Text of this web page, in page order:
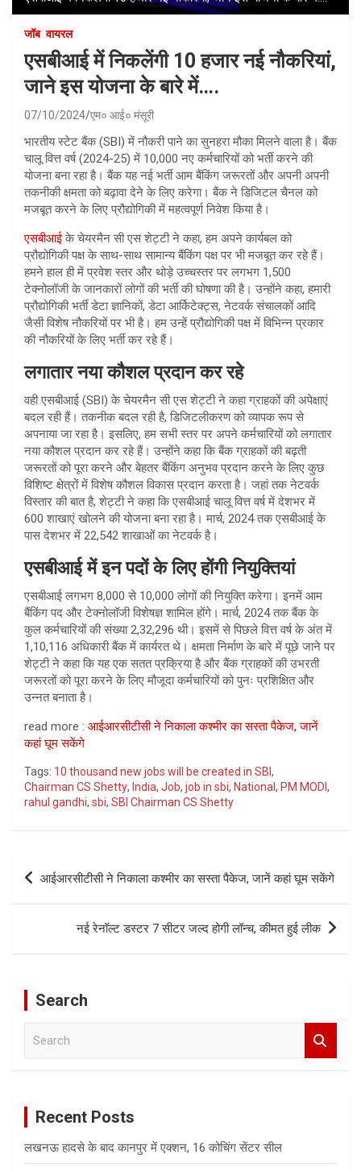
जॉब वायरल
एसबीआई में निकलेंगी 10 हजार नई नौकरियां,
जाने इस योजना के बारे में….
07/10/2024 एम० आई० मंसूरी
भारतीय स्टेट बैंक (SBI) में नौकरी पाने का सुनहरा मौका मिलने वाला है। बैंक
चालू वित्त वर्ष (2024-25) में 10,000 नए कर्मचारियों को भर्ती करने की
योजना बना रहा है। बैंक यह नई भर्ती आम बैंकिंग जरूरतों और अपनी अपनी
तकनीकी क्षमता को बढ़ावा देने के लिए करेगा। बैंक ने डिजिटल चैनल को
मजबूत करने के लिए प्रौद्योगिकी में महत्वपूर्ण निवेश किया है।
एसबीआईके चेयरमैन सी एस शेट्टी ने कहा, हम अपने कार्यबल को
प्रौद्योगिकी पक्ष के साथ-साथ सामान्य बैंकिंग पक्ष पर भी मजबूत कर रहे हैं।
हमने हाल ही में प्रवेश स्तर और थोड़े उच्चस्तर पर लगभग 1,500
टेक्नोलॉजी के जानकारों लोगों की भर्ती की घोषणा की है। उन्होंने कहा, हमारी
प्रौद्योगिकी भर्ती डेटा ज्ञानिकों, डेटा आर्किटेक्ट्स, नेटवर्क संचालकों आदि
जैसी विशेष नौकरियों पर भी है। हम उन्हें प्रौद्योगिकी पक्ष में विभिन्न प्रकार
की नौकरियों के लिए भर्ती कर रहे हैं।
लगातार नया कौशल प्रदान कर रहे
वही एसबीआई (SBI) के चेयरमैन सी एस शेट्टी ने कहा ग्राहकों की अपेक्षाएं
बदल रही हैं। तकनीक बदल रही है, डिजिटलीकरण को व्यापक रूप से
अपनाया जा रहा है। इसलिए, हम सभी स्तर पर अपने कर्मचारियों को लगातार
नया कौशल प्रदान कर रहे हैं। उन्होंने कहा कि बैंक ग्राहकों की बढ़ती
जरूरतों को पूरा करने और बेहतर बैंकिंग अनुभव प्रदान करने के लिए कुछ
विशिष्ट क्षेत्रों में विशेष कौशल विकास प्रदान करता है। जहां तक ​​नेटवर्क
विस्तार की बात है, शेट्टी ने कहा कि एसबीआई चालू वित्त वर्ष में देशभर में
600 शाखाएं खोलने की योजना बना रहा है। मार्च, 2024 तक एसबीआई के
पास देशभर में 22,542 शाखाओं का नेटवर्क है।
एसबीआई में इन पदों के लिए होंगी नियुक्तियां
एसबीआई लगभग 8,000 से 10,000 लोगों की नियुक्ति करेगा। इनमें आम
बैंकिंग पद और टेक्नोलॉजी विशेषज्ञ शामिल होंगे। मार्च, 2024 तक बैंक के
कुल कर्मचारियों की संख्या 2,32,296 थी। इसमें से पिछले वित्त वर्ष के अंत में
1,10,116 अधिकारी बैंक में कार्यरत थे। क्षमता निर्माण के बारे में पूछे जाने पर
शेट्टी ने कहा कि यह एक सतत प्रक्रिया है और बैंक ग्राहकों की उभरती
जरूरतों को पूरा करने के लिए मौजूदा कर्मचारियों को पुनः प्रशिक्षित और
उन्नत बनाता है।
read more : आईआरसीटीसी ने निकाला कश्मीर का सस्ता पैकेज, जानें
कहां घूम सकेंगे
Tags: 10 thousand new jobs will be created in SBI ,
Chairman CS Shetty, India, Job, job in sbi, National , PM MODI ,
rahul gandhi, sbi, SBI Chairman CS Shetty
Post
navigation
आईआरसीटीसी ने निकाला कश्मीर का सस्ता पैकेज, जानें कहां घूम सकेंगे
नई रेनॉल्ट डस्टर 7 सीटर जल्द होगी लॉन्च, कीमत हुई लीक
Search
Recent Posts
लखनऊ हादसे के बाद कानपुर में एक्शन, 16 कोचिंग सेंटर सील